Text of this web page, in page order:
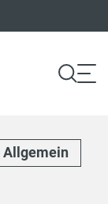
Allgemein